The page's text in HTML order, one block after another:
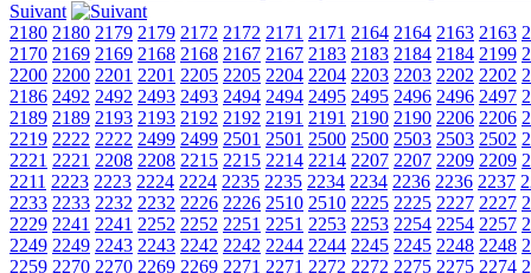
Suivant
2180 2180 2179 2179 2172 2172 2171 2171 2164 2164 2163 2163
2170 2169 2169 2168 2168 2167 2167 2183 2183 2184 2184 2199
2200 2200 2201 2201 2205 2205 2204 2204 2203 2203 2202 2202
2186 2492 2492 2493 2493 2494 2494 2495 2495 2496 2496 2497
2189 2189 2193 2193 2192 2192 2191 2191 2190 2190 2206 2206
2219 2222 2222 2499 2499 2501 2501 2500 2500 2503 2503 2502
2221 2221 2208 2208 2215 2215 2214 2214 2207 2207 2209 2209
2211 2223 2223 2224 2224 2235 2235 2234 2234 2236 2236 2237
2233 2233 2232 2232 2226 2226 2510 2510 2225 2225 2227 2227
2229 2241 2241 2252 2252 2251 2251 2253 2253 2254 2254 2257
2249 2249 2243 2243 2242 2242 2244 2244 2245 2245 2248 2248
2259 2270 2270 2269 2269 2271 2271 2272 2272 2275 2275 2274